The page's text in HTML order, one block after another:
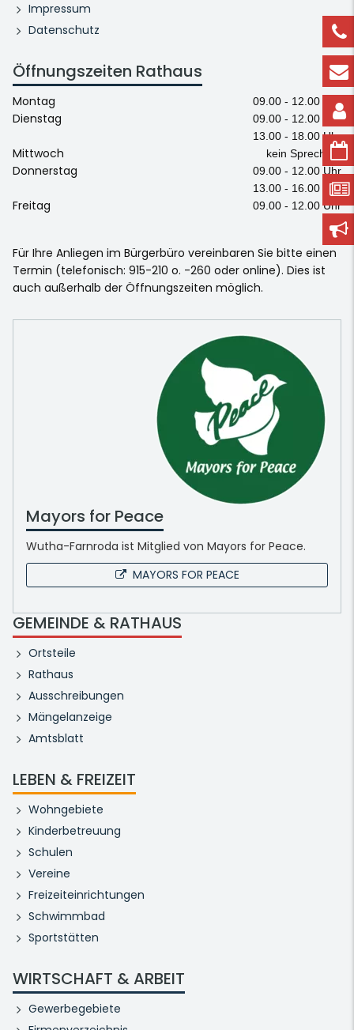
Impressum
Datenschutz
Öffnungszeiten Rathaus
Montag 09.00 - 12.00 Uhr
Dienstag
09.00 - 12.00 Uhr
13.00 - 18.00 Uhr
Mittwoch kein Sprechtag
Donnerstag
09.00 - 12.00 Uhr
13.00 - 16.00 Uhr
Freitag 09.00 - 12.00 Uhr
Für Ihre Anliegen im Bürgerbüro vereinbaren Sie bitte einen
Termin (telefonisch: 915-210 o. -260 oder online). Dies ist
auch außerhalb der Öffnungszeiten möglich.
Mayors for Peace
Wutha-Farnroda ist Mitglied von Mayors for Peace.
MAYORS FOR PEACE
GEMEINDE & RATHAUS
Ortsteile
Rathaus
Ausschreibungen
Mängelanzeige
Amtsblatt
LEBEN & FREIZEIT
Wohngebiete
Kinderbetreuung
Schulen
Vereine
Freizeiteinrichtungen
Schwimmbad
Sportstätten
WIRTSCHAFT & ARBEIT
Gewerbegebiete